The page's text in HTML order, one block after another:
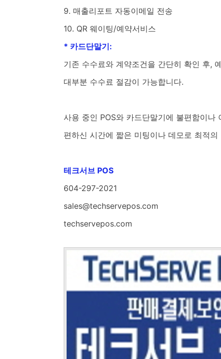
9. 매출리포트 자동이메일 전송
10. QR 웨이팅/예약서비스
* 카드단말기:
기존 수수료와 계약조건을 간단히 확인 후,
대부분 수수료 절감이 가능합니다.
사용 중인 POS와 카드단말기에 불편함이
편하신 시간에 짧은 미팅이나 데모로 최적
테크서브 POS
604-297-2021
sales@techservepos.com
techservepos.com